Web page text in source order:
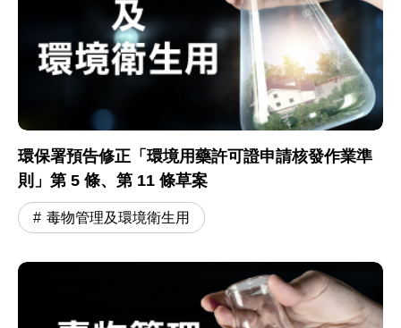
環保署預告修正「環境用藥許可證申請核發作業準
則」第 5 條、第 11 條草案
毒物管理及環境衛生用